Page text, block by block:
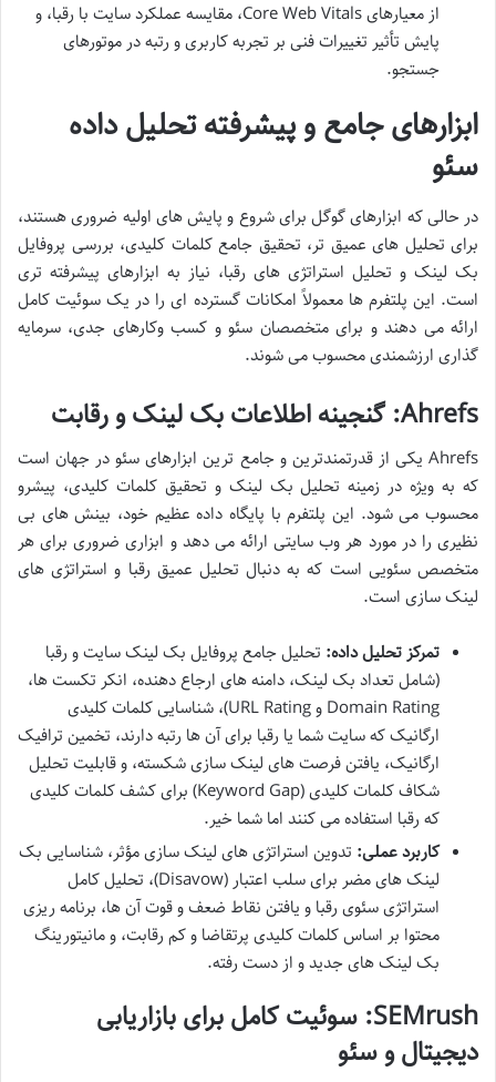
از معیارهای Core Web Vitals، مقایسه عملکرد سایت با رقبا، و
پایش تأثیر تغییرات فنی بر تجربه کاربری و رتبه در موتورهای
جستجو.
ابزارهای جامع و پیشرفته تحلیل داده
سئو
در حالی که ابزارهای گوگل برای شروع و پایش های اولیه ضروری هستند،
برای تحلیل های عمیق تر، تحقیق جامع کلمات کلیدی، بررسی پروفایل
بک لینک و تحلیل استراتژی های رقبا، نیاز به ابزارهای پیشرفته تری
است. این پلتفرم ها معمولاً امکانات گسترده ای را در یک سوئیت کامل
ارائه می دهند و برای متخصصان سئو و کسب وکارهای جدی، سرمایه
گذاری ارزشمندی محسوب می شوند.
Ahrefs: گنجینه اطلاعات بک لینک و رقابت
Ahrefs یکی از قدرتمندترین و جامع ترین ابزارهای سئو در جهان است
که به ویژه در زمینه تحلیل بک لینک و تحقیق کلمات کلیدی، پیشرو
محسوب می شود. این پلتفرم با پایگاه داده عظیم خود، بینش های بی
نظیری را در مورد هر وب سایتی ارائه می دهد و ابزاری ضروری برای هر
متخصص سئویی است که به دنبال تحلیل عمیق رقبا و استراتژی های
لینک سازی است.
تمرکز تحلیل داده: تحلیل جامع پروفایل بک لینک سایت و رقبا
(شامل تعداد بک لینک، دامنه های ارجاع دهنده، انکر تکست ها،
Domain Rating و URL Rating)، شناسایی کلمات کلیدی
ارگانیک که سایت شما یا رقبا برای آن ها رتبه دارند، تخمین ترافیک
ارگانیک، یافتن فرصت های لینک سازی شکسته، و قابلیت تحلیل
شکاف کلمات کلیدی (Keyword Gap) برای کشف کلمات کلیدی
که رقبا استفاده می کنند اما شما خیر.
کاربرد عملی: تدوین استراتژی های لینک سازی مؤثر، شناسایی بک
لینک های مضر برای سلب اعتبار (Disavow)، تحلیل کامل
استراتژی سئوی رقبا و یافتن نقاط ضعف و قوت آن ها، برنامه ریزی
محتوا بر اساس کلمات کلیدی پرتقاضا و کم رقابت، و مانیتورینگ
بک لینک های جدید و از دست رفته.
SEMrush: سوئیت کامل برای بازاریابی
دیجیتال و سئو